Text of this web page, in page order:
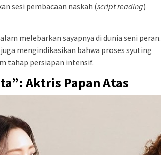
sesi pembacaan naskah (script reading)
melebarkan sayapnya di dunia seni peran.
mengindikasikan bahwa proses syuting
tahap persiapan intensif.
Aktris Papan Atas